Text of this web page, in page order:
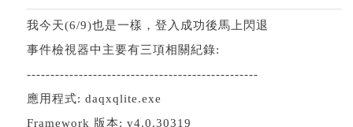
我今天(6/9)也是一樣，登入成功後馬上閃退
事件檢視器中主要有三項相關紀錄:
-------------------------------------------------
應用程式: daqxqlite.exe
Framework 版本: v4.0.30319